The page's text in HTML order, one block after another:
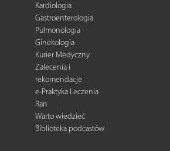
Kardiologia
Gastroenterologia
Pulmonologia
Ginekologia
Kurier Medyczny
Zalecenia i
rekomendacje
e-Praktyka Leczenia
Ran
Warto wiedzieć
Biblioteka podcastów